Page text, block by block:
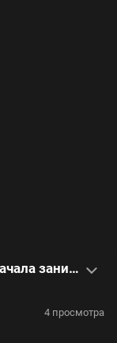
Женщина с больными коленями начала заниматься айкидо в 60 лет. Теперь ей 73, и у нее черный пояс. Видео
4 просмотра